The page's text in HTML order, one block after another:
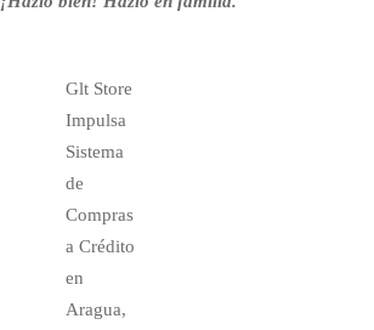
Glt Store
Impulsa
Sistema
de
Compras
a Crédito
en
Aragua,